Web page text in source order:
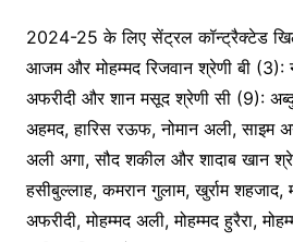
2024-25 के लिए सेंट्रल कॉन्ट्रैक्टेड
आजम और मोहम्मद रिजवान श्रेणी बी (3):
अफरीदी और शान मसूद श्रेणी सी (9):
अहमद, हारिस रऊफ, नोमान अली, साइम
अली अगा, सौद शकील और शादाब खान
हसीबुल्लाह, कमरान गुलाम, खुर्राम शहजाद,
अफरीदी, मोहम्मद अली, मोहम्मद हुरैरा,